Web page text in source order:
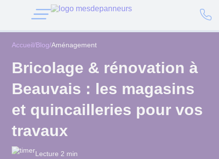
Accueil/Blog/Aménagement
Bricolage & rénovation à
Beauvais : les magasins
et quincailleries pour vos
travaux
Lecture 2 min